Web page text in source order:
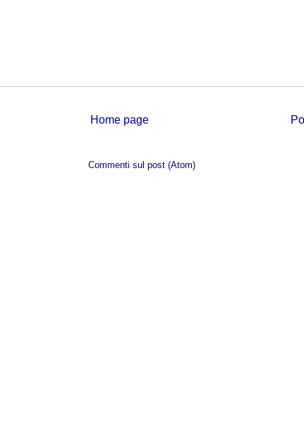
Home page
Commenti sul post (Atom)